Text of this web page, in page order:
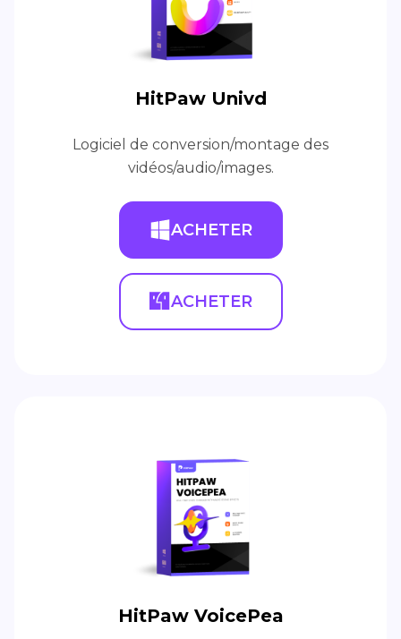
HitPaw Univd
Logiciel de conversion/montage des
vidéos/audio/images.
ACHETER
ACHETER
HitPaw VoicePea